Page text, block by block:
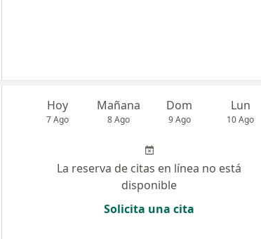
Hoy
7 Ago
Mañana
8 Ago
Dom
9 Ago
Lun
10 Ago
La reserva de citas en línea no está
disponible
Solicita una cita